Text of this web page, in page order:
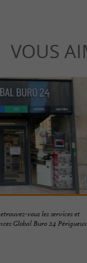
VOUS
vous les services et
Global Buro 24 Périgueux